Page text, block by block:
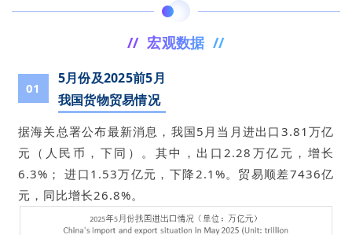
// 宏观数据 //
01
5月份及2025前5月
我国货物贸易情况
据海关总署公布最新消息，我国5月当月进出口3.81万亿
元（人民币，下同）。其中，出口2.28万亿元，增长
6.3%； 进口1.53万亿元，下降2.1%。贸易顺差7436亿
元，同比增长26.8%。